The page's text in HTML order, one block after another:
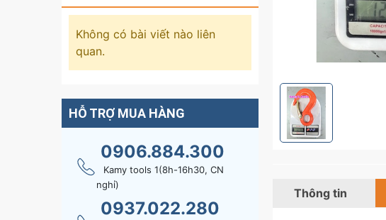
Thông tin
Không có bài viết nào liên
quan.
HỖ TRỢ MUA HÀNG
0906.884.300
Kamy tools 1(8h-16h30, CN
nghỉ)
0937.022.280